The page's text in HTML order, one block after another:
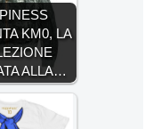
KM0, LA
ALLA…